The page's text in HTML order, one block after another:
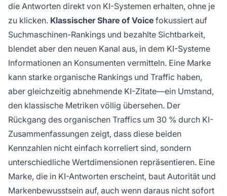
die Antworten direkt von KI-Systemen erhalten, ohne je
zu klicken. Klassischer Share of Voice fokussiert auf
Suchmaschinen-Rankings und bezahlte Sichtbarkeit,
blendet aber den neuen Kanal aus, in dem KI-Systeme
Informationen an Konsumenten vermitteln. Eine Marke
kann starke organische Rankings und Traffic haben,
aber gleichzeitig abnehmende KI-Zitate—ein Umstand,
den klassische Metriken völlig übersehen. Der
Rückgang des organischen Traffics um 30 % durch KI-
Zusammenfassungen zeigt, dass diese beiden
Kennzahlen nicht einfach korreliert sind, sondern
unterschiedliche Wertdimensionen repräsentieren. Eine
Marke, die in KI-Antworten erscheint, baut Autorität und
Markenbewusstsein auf, auch wenn daraus nicht sofort